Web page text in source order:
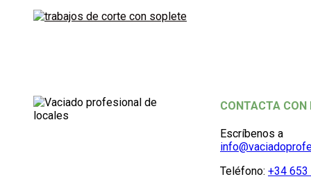
CONTACTA CON
Escríbenos a
Teléfono: +34